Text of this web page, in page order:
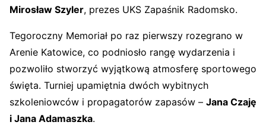
Mirosław Szyler, prezes UKS Zapaśnik Radomsko.
Tegoroczny Memoriał po raz pierwszy rozegrano w
Arenie Katowice, co podniosło rangę wydarzenia i
pozwoliło stworzyć wyjątkową atmosferę sportowego
święta. Turniej upamiętnia dwóch wybitnych
szkoleniowców i propagatorów zapasów – Jana Czaję
i Jana Adamaszka.